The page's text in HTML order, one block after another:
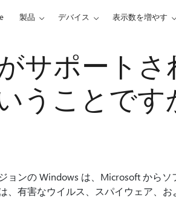
製品 デバイス 表示数を増やす
サポート
うことです
ョンの Windows は、Microsoft からソ
、有害なウイルス、スパイウェア、